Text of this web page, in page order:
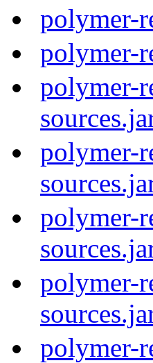
polymer-
polymer-
polymer-
polymer-
polymer-
polymer-
polymer-